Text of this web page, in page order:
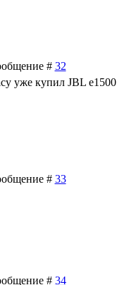
# 32
уже купил JBL e1500
# 33
# 34